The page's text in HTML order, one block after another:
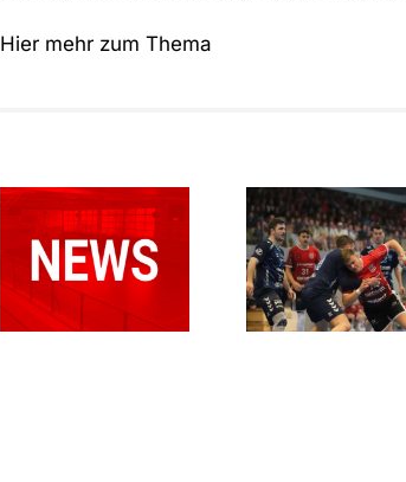
Hier mehr zum Thema
abgesagt –
RSV
verbleibt in
der
Dortmund
entreißt
dem RSV
Altenbögge
die